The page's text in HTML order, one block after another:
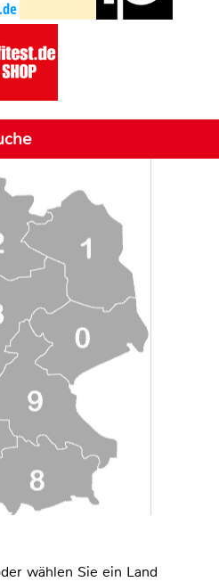
wählen Sie ein Land